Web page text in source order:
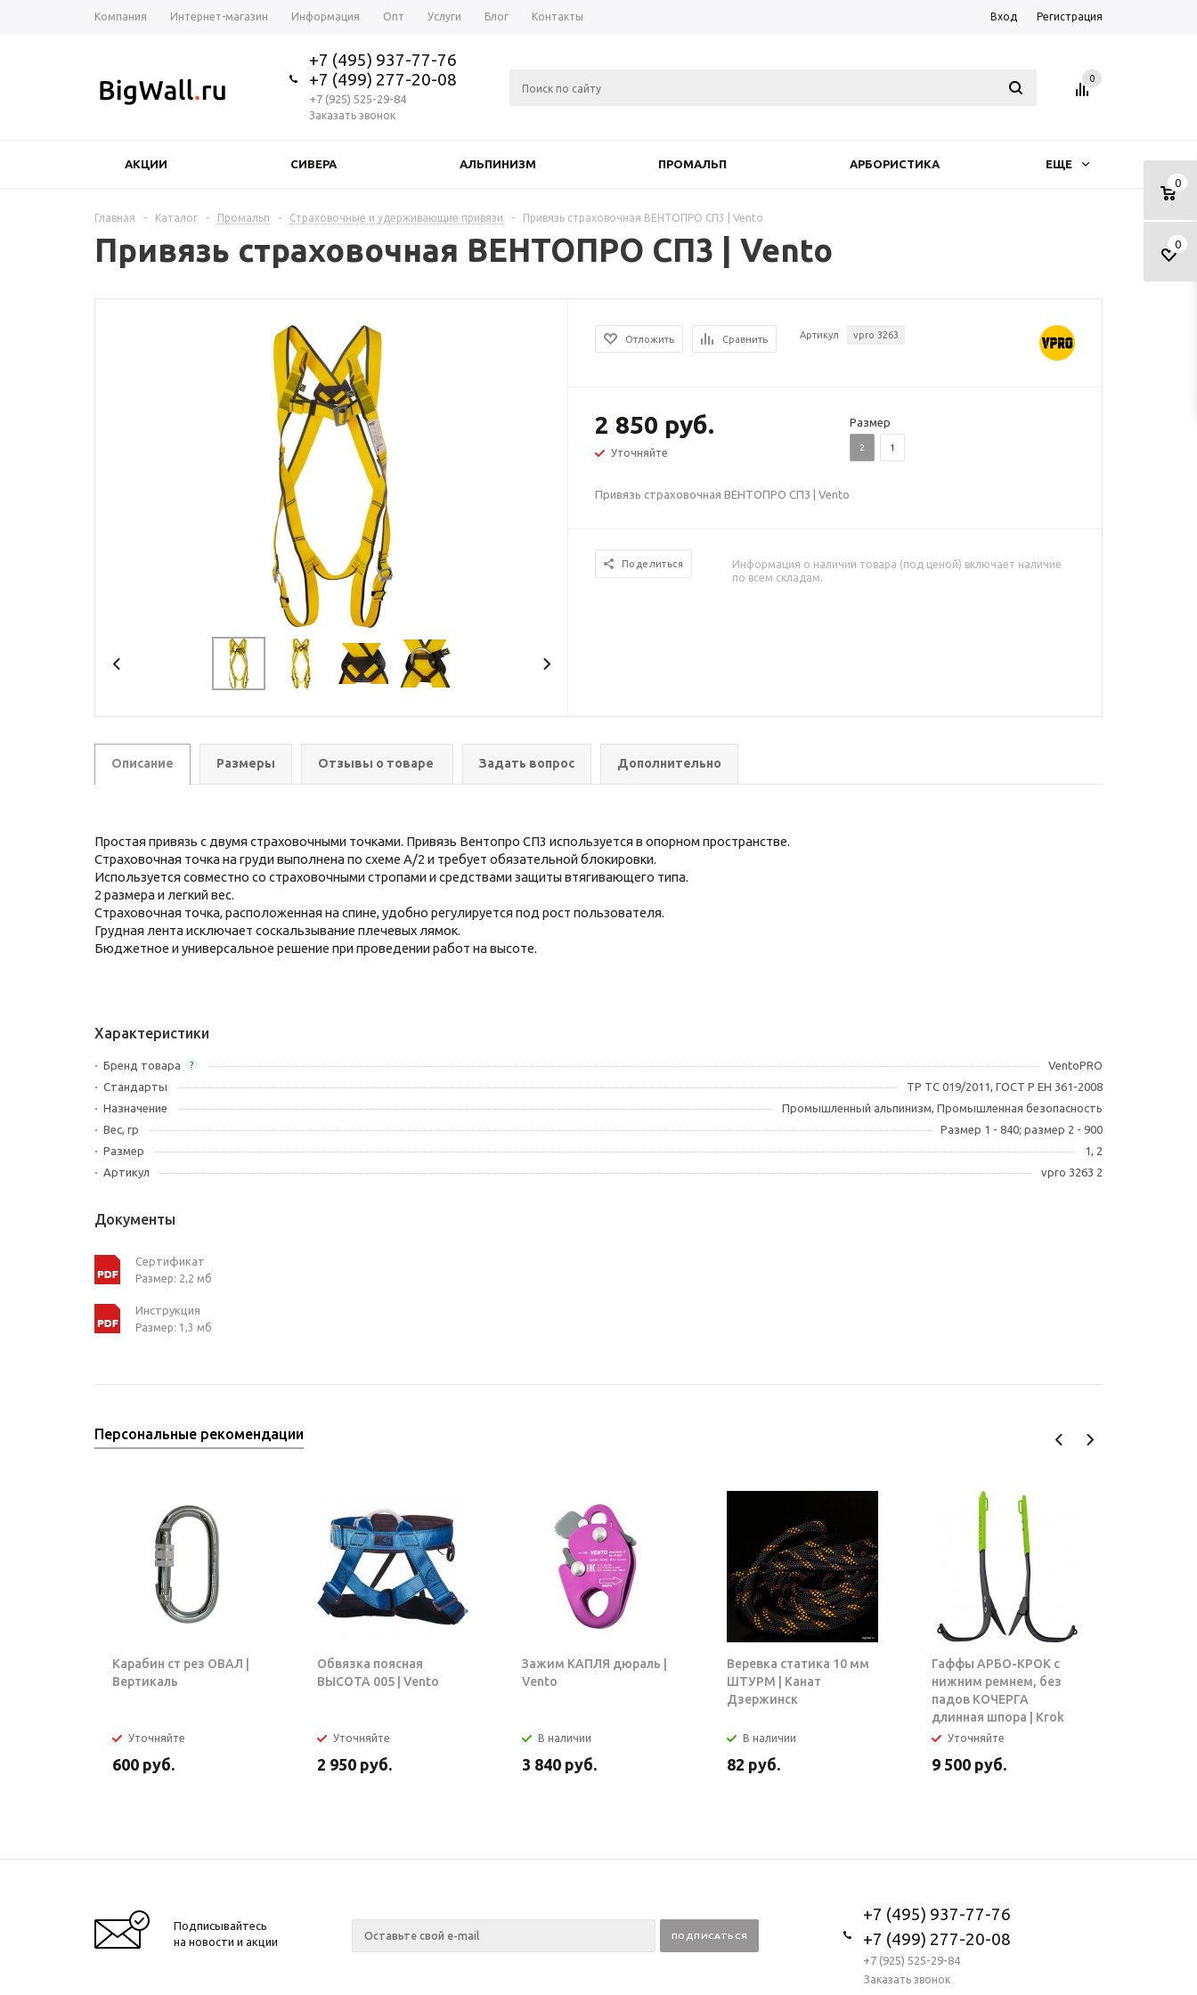
Компания Интернет-магазин Информация Опт Услуги Блог Контакты Вход Регистрация
+7 (495) 937-77-76
+7 (499) 277-20-08
+7 (925) 525-29-84
Заказать звонок
0
0
0
АКЦИИ СИВЕРА АЛЬПИНИЗМ ПРОМАЛЬП АРБОРИСТИКА ЕЩЕ
Главная - Каталог - Промальп - Страховочные и удерживающие привязи - Привязь страховочная ВЕНТОПРО СП3 | Vento
Привязь страховочная ВЕНТОПРО СП3 | Vento
Отложить Сравнить Артикул vpro 3263
2 850 руб.
Уточняйте
Размер
2 1
Привязь страховочная ВЕНТОПРО СП3 | Vento
Поделиться
Информация о наличии товара (под ценой) включает наличие
по всем складам.
Описание Размеры Отзывы о товаре Задать вопрос Дополнительно
Простая привязь с двумя страховочными точками. Привязь Вентопро СП3 используется в опорном пространстве.
Страховочная точка на груди выполнена по схеме А/2 и требует обязательной блокировки.
Используется совместно со страховочными стропами и средствами защиты втягивающего типа.
2 размера и легкий вес.
Страховочная точка, расположенная на спине, удобно регулируется под рост пользователя.
Грудная лента исключает соскальзывание плечевых лямок.
Бюджетное и универсальное решение при проведении работ на высоте.
Характеристики
?
Бренд товара
VentoPRO
Стандарты
ТР ТС 019/2011, ГОСТ Р ЕН 361-2008
Назначение
Промышленный альпинизм, Промышленная безопасность
Вес, гр
Размер 1 - 840; размер 2 - 900
Размер
1, 2
Артикул
vpro 3263 2
Документы
Сертификат
Размер: 2,2 мб
Инструкция
Размер: 1,3 мб
Персональные рекомендации
Карабин ст рез ОВАЛ |
Вертикаль
Уточняйте
600 руб.
Обвязка поясная
ВЫСОТА 005 | Vento
Уточняйте
2 950 руб.
Зажим КАПЛЯ дюраль |
Vento
В наличии
3 840 руб.
Веревка статика 10 мм
ШТУРМ | Канат
Дзержинск
В наличии
82 руб.
Гаффы АРБО-КРОК с
нижним ремнем, без
падов КОЧЕРГА
длинная шпора | Krok
Уточняйте
9 500 руб.
Подписывайтесь
на новости и акции
+7 (495) 937-77-76
+7 (499) 277-20-08
+7 (925) 525-29-84
Заказать звонок